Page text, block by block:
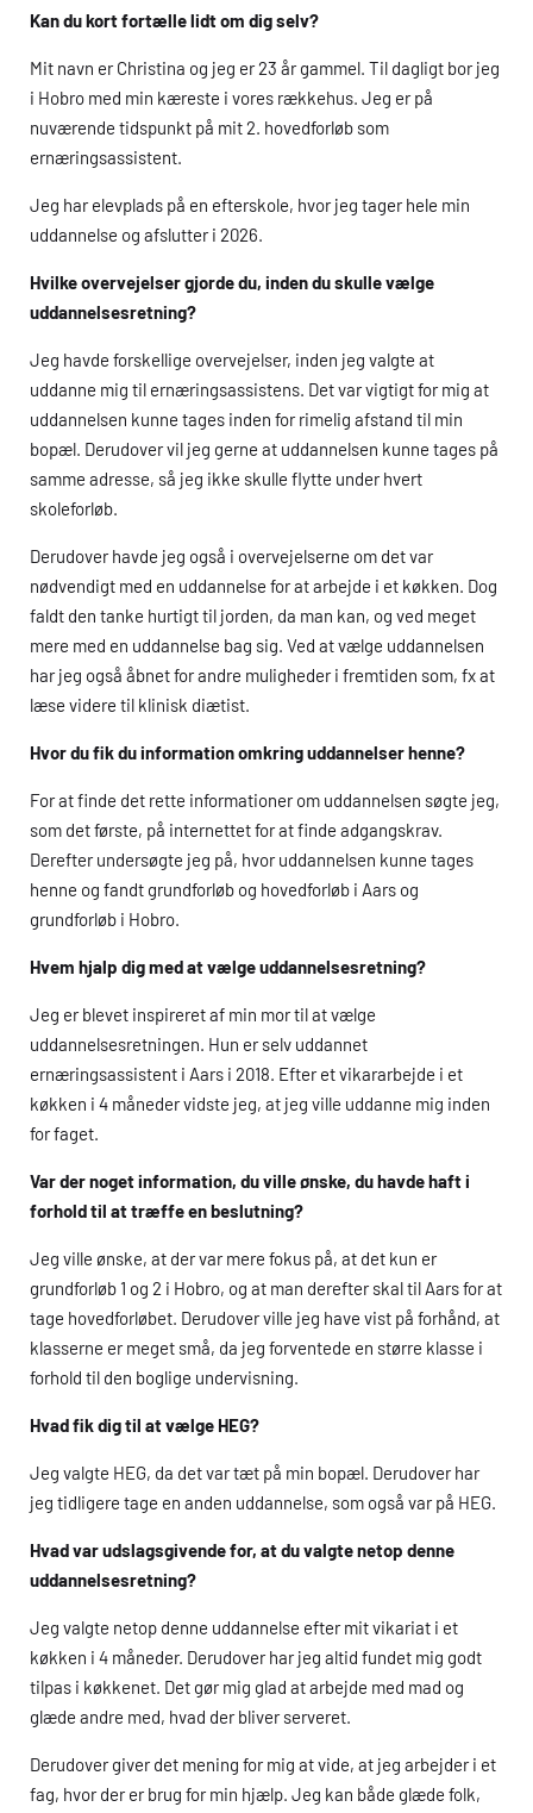
Kan du kort fortælle lidt om dig selv?
Mit navn er Christina og jeg er 23 år gammel. Til dagligt bor jeg
i Hobro med min kæreste i vores rækkehus. Jeg er på
nuværende tidspunkt på mit 2. hovedforløb som
ernæringsassistent.
Jeg har elevplads på en efterskole, hvor jeg tager hele min
uddannelse og afslutter i 2026.
Hvilke overvejelser gjorde du, inden du skulle vælge
uddannelsesretning?
Jeg havde forskellige overvejelser, inden jeg valgte at
uddanne mig til ernæringsassistens. Det var vigtigt for mig at
uddannelsen kunne tages inden for rimelig afstand til min
bopæl. Derudover vil jeg gerne at uddannelsen kunne tages på
samme adresse, så jeg ikke skulle flytte under hvert
skoleforløb.
Derudover havde jeg også i overvejelserne om det var
nødvendigt med en uddannelse for at arbejde i et køkken. Dog
faldt den tanke hurtigt til jorden, da man kan, og ved meget
mere med en uddannelse bag sig. Ved at vælge uddannelsen
har jeg også åbnet for andre muligheder i fremtiden som, fx at
læse videre til klinisk diætist.
Hvor du fik du information omkring uddannelser henne?
For at finde det rette informationer om uddannelsen søgte jeg,
som det første, på internettet for at finde adgangskrav.
Derefter undersøgte jeg på, hvor uddannelsen kunne tages
henne og fandt grundforløb og hovedforløb i Aars og
grundforløb i Hobro.
Hvem hjalp dig med at vælge uddannelsesretning?
Jeg er blevet inspireret af min mor til at vælge
uddannelsesretningen. Hun er selv uddannet
ernæringsassistent i Aars i 2018. Efter et vikararbejde i et
køkken i 4 måneder vidste jeg, at jeg ville uddanne mig inden
for faget.
Var der noget information, du ville ønske, du havde haft i
forhold til at træffe en beslutning?
Jeg ville ønske, at der var mere fokus på, at det kun er
grundforløb 1 og 2 i Hobro, og at man derefter skal til Aars for at
tage hovedforløbet. Derudover ville jeg have vist på forhånd, at
klasserne er meget små, da jeg forventede en større klasse i
forhold til den boglige undervisning.
Hvad fik dig til at vælge HEG?
Jeg valgte HEG, da det var tæt på min bopæl. Derudover har
jeg tidligere tage en anden uddannelse, som også var på HEG.
Hvad var udslagsgivende for, at du valgte netop denne
uddannelsesretning?
Jeg valgte netop denne uddannelse efter mit vikariat i et
køkken i 4 måneder. Derudover har jeg altid fundet mig godt
tilpas i køkkenet. Det gør mig glad at arbejde med mad og
glæde andre med, hvad der bliver serveret.
Derudover giver det mening for mig at vide, at jeg arbejder i et
fag, hvor der er brug for min hjælp. Jeg kan både glæde folk,